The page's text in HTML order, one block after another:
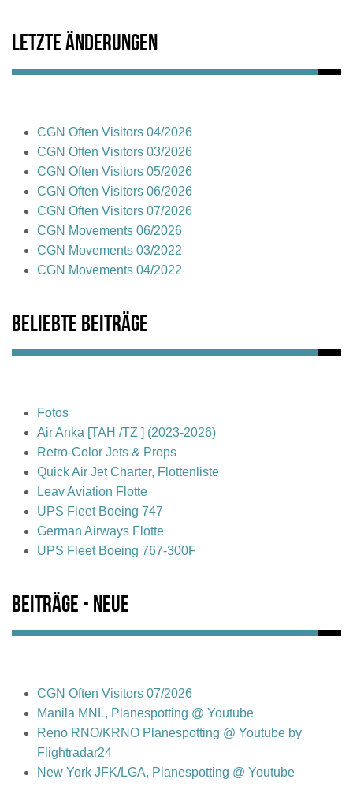
Letzte Änderungen
CGN Often Visitors 04/2026
CGN Often Visitors 03/2026
CGN Often Visitors 05/2026
CGN Often Visitors 06/2026
CGN Often Visitors 07/2026
CGN Movements 06/2026
CGN Movements 03/2022
CGN Movements 04/2022
Beliebte Beiträge
Fotos
Air Anka [TAH /TZ ] (2023-2026)
Retro-Color Jets & Props
Quick Air Jet Charter, Flottenliste
Leav Aviation Flotte
UPS Fleet Boeing 747
German Airways Flotte
UPS Fleet Boeing 767-300F
Beiträge - Neue
CGN Often Visitors 07/2026
Manila MNL, Planespotting @ Youtube
Reno RNO/KRNO Planespotting @ Youtube by
Flightradar24
New York JFK/LGA, Planespotting @ Youtube